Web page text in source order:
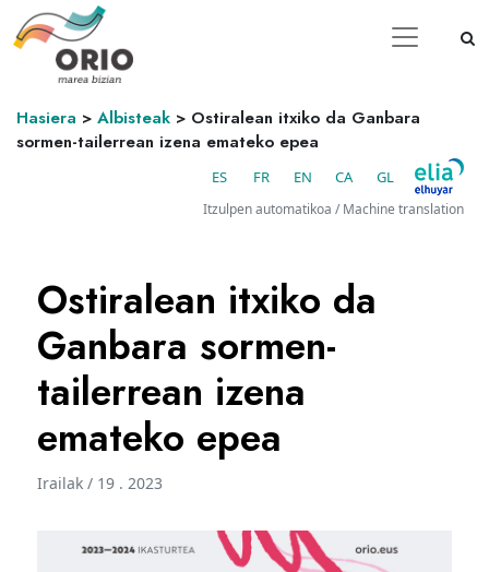
Hasiera > Albisteak > Ostiralean itxiko da Ganbara
sormen-tailerrean izena emateko epea
ES FR EN CA GL
Itzulpen automatikoa / Machine translation
Ostiralean itxiko da
Ganbara sormen-
tailerrean izena
emateko epea
Irailak / 19 . 2023